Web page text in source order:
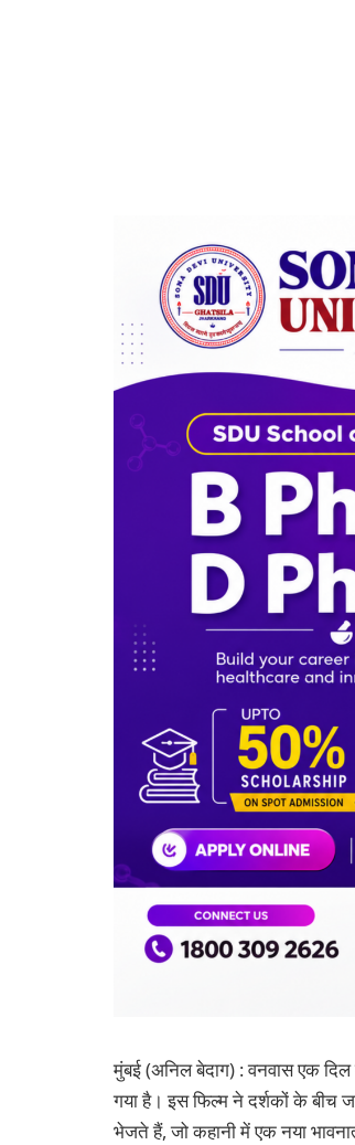
मुंबई (अनिल बेदाग) : वनवास एक दिल
गया है। इस फिल्म ने दर्शकों के बीच
भेजते हैं, जो कहानी में एक नया